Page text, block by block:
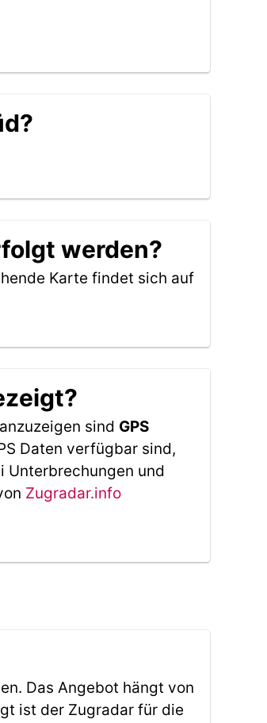
werden?
Karte findet sich auf
sind GPS
Daten verfügbar sind,
Unterbrechungen und
Zugradar.info
Das Angebot hängt von
ist der Zugradar für die